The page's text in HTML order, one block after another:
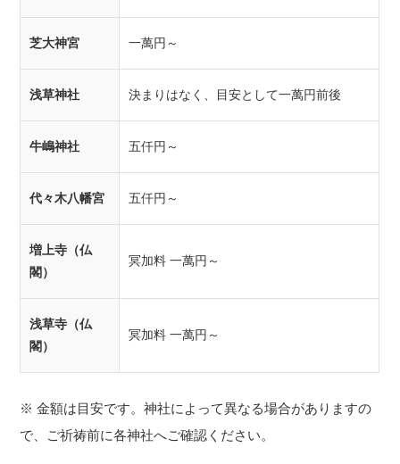
芝大神宮 一萬円～
浅草神社 決まりはなく、目安として一萬円前後
牛嶋神社 五仟円～
代々木八幡宮 五仟円～
増上寺（仏
閣）
冥加料 一萬円～
浅草寺（仏
閣）
冥加料 一萬円～
※ 金額は目安です。神社によって異なる場合がありますの
で、ご祈祷前に各神社へご確認ください。